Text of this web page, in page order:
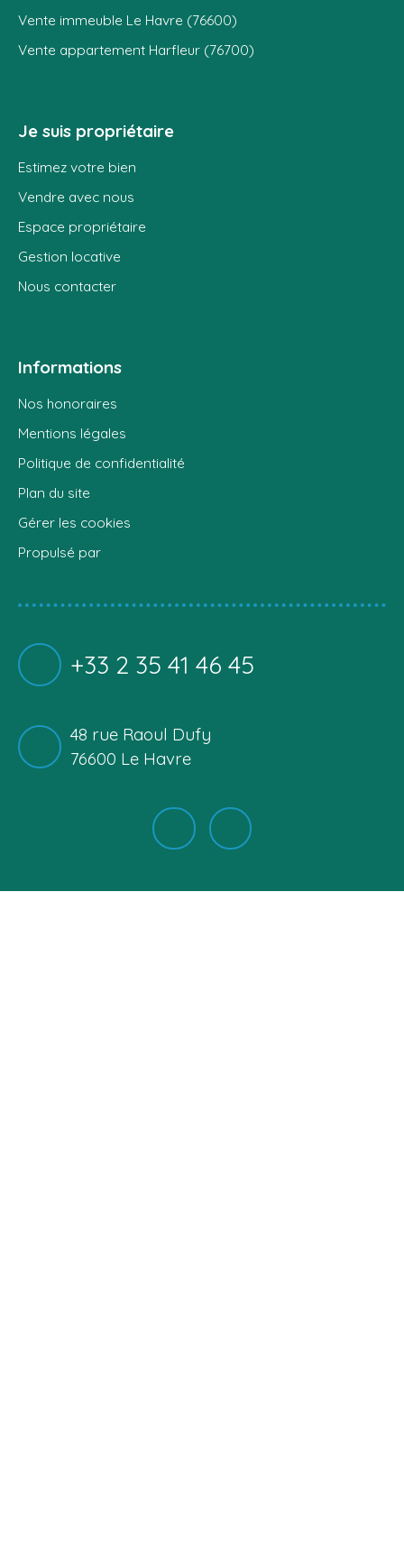
Vente immeuble Le Havre (76600)
Vente appartement Harfleur (76700)
Je suis propriétaire
Estimez votre bien
Vendre avec nous
Espace propriétaire
Gestion locative
Nous contacter
Informations
Nos honoraires
Mentions légales
Politique de confidentialité
Plan du site
Gérer les cookies
Propulsé par
+33 2 35 41 46 45
48 rue Raoul Dufy
76600 Le Havre